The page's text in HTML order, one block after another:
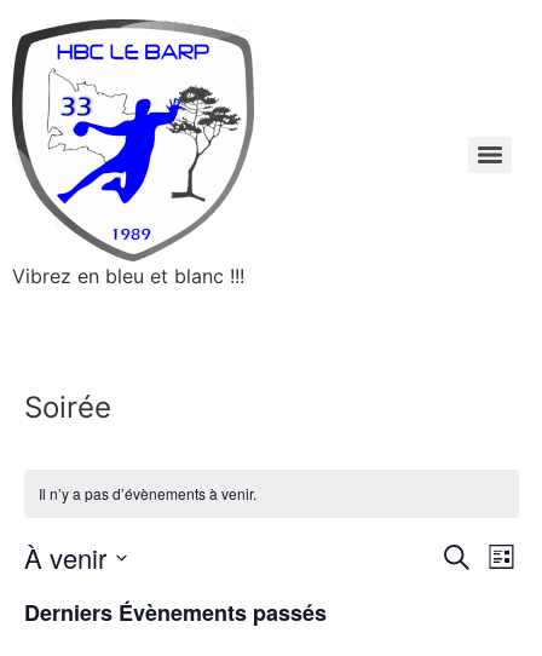
Vibrez en bleu et blanc !!!
Soirée
Il n’y a pas d’évènements à venir.
Recherche
Liste
À venir
une
date.
Derniers Évènements passés